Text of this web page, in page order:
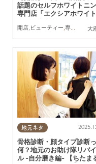
大
話題のセルフホワイトニ
専門店「エクシアホワイ
ング」大府市に9/1(月)オ
ン／ちたまる広告
開店, ビューティー,専門店 ち
地元ネタ
骨格診断・顔タイプ診断
何？地元のお助け隊リバ
ル -自分磨き編- 【ちたま